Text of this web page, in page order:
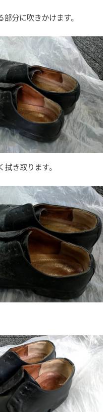
分に吹きかけます。
き取ります。